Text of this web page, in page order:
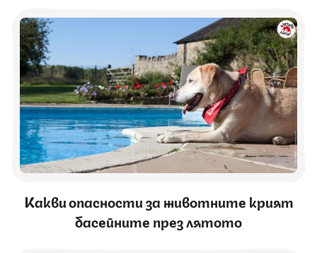
Какви опасности за животните крият
басейните през лятото